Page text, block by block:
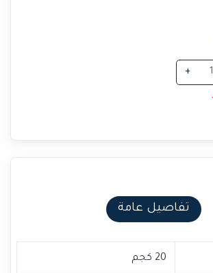
+
تفاصيل عامة
20 كجم